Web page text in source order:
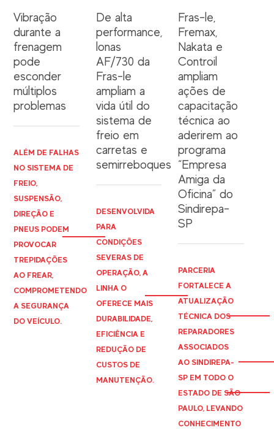
Vibração
durante a
frenagem
pode
esconder
múltiplos
problemas
ALÉM DE FALHAS
NO SISTEMA DE
FREIO,
SUSPENSÃO,
DIREÇÃO E
PNEUS PODEM
PROVOCAR
TREPIDAÇÕES
AO FREAR,
COMPROMETENDO
A SEGURANÇA
DO VEÍCULO.
De alta
performance,
lonas
AF/730 da
Fras-le
ampliam a
vida útil do
sistema de
freio em
carretas e
semirreboques
DESENVOLVIDA
PARA
CONDIÇÕES
SEVERAS DE
OPERAÇÃO, A
LINHA O
OFERECE MAIS
DURABILIDADE,
EFICIÊNCIA E
REDUÇÃO DE
CUSTOS DE
MANUTENÇÃO.
Fras-le,
Fremax,
Nakata e
Controil
ampliam
ações de
capacitação
técnica ao
aderirem ao
programa
“Empresa
Amiga da
Oficina” do
Sindirepa-
SP
PARCERIA
FORTALECE A
ATUALIZAÇÃO
TÉCNICA DOS
REPARADORES
ASSOCIADOS
AO SINDIREPA-
SP EM TODO O
ESTADO DE SÃO
PAULO, LEVANDO
CONHECIMENTO